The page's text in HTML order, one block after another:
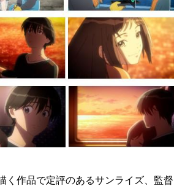
く作品で定評のあるサンライズ、監督